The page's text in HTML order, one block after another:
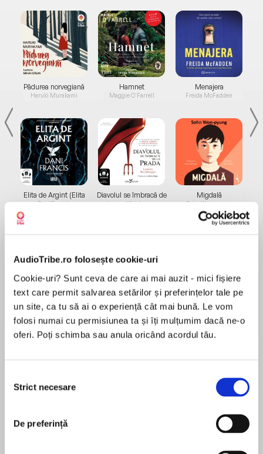
AudioTribe.ro folosește cookie-uri
Cookie-uri? Sunt ceva de care ai mai auzit - mici fișiere
text care permit salvarea setărilor și preferințelor tale pe
un site, ca tu să ai o experiență cât mai bună. Le vom
folosi numai cu permisiunea ta și îți mulțumim dacă ne-o
oferi. Poți schimba sau anula oricând acordul tău.
consimțământului
Strict necesare
De preferință
Pădurea norvegiană
Haruki Murakami
Elita de Argint (Elita
de...
Dani Francis
Hamnet
Maggie O'Farrell
Diavolul se îmbracă de
la...
Lauren Weisberger
Menajera
Freida McFadden
Migdală
Sohn Won-pyung
Iată o carte de poezii pentru copii scrise pe
măsura inteligenței lor: provocatoare,
amuzante, complexe.
Fiziciană de profesie, autoarea abordează teme
neașteptate, jocuri de cuvinte și rime jucăușe.
Fiecare poezie ne întâmpină cu un arsenal de
discretă de umor absurd, așa cum îi stă bine
unui autor care scrie în marea tradiție a poeziei
O colecție foarte drăguță de poezioare, mai
ales pentru copii cu deficiență de atenție